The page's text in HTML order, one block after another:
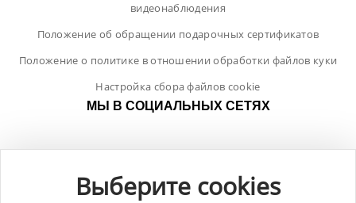
видеонаблюдения
Положение об обращении подарочных сертификатов
Положение о политике в отношении обработки файлов куки
Настройка сбора файлов cookie
МЫ В СОЦИАЛЬНЫХ СЕТЯХ
Выберите cookies